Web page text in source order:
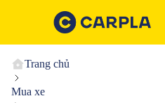
Trang chủ
Mua xe